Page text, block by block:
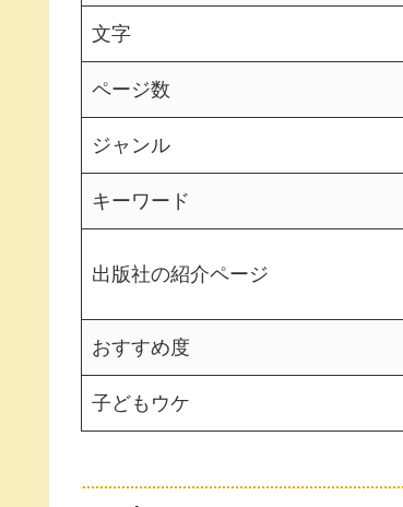
文字
ページ数
ジャンル
キーワード
出版社の紹介ページ
おすすめ度
子どもウケ